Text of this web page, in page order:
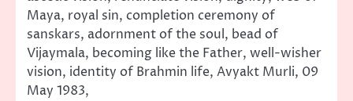
Maya, royal sin, completion ceremony of
sanskars, adornment of the soul, bead of
Vijaymala, becoming like the Father, well-wisher
vision, identity of Brahmin life, Avyakt Murli, 09
May 1983,